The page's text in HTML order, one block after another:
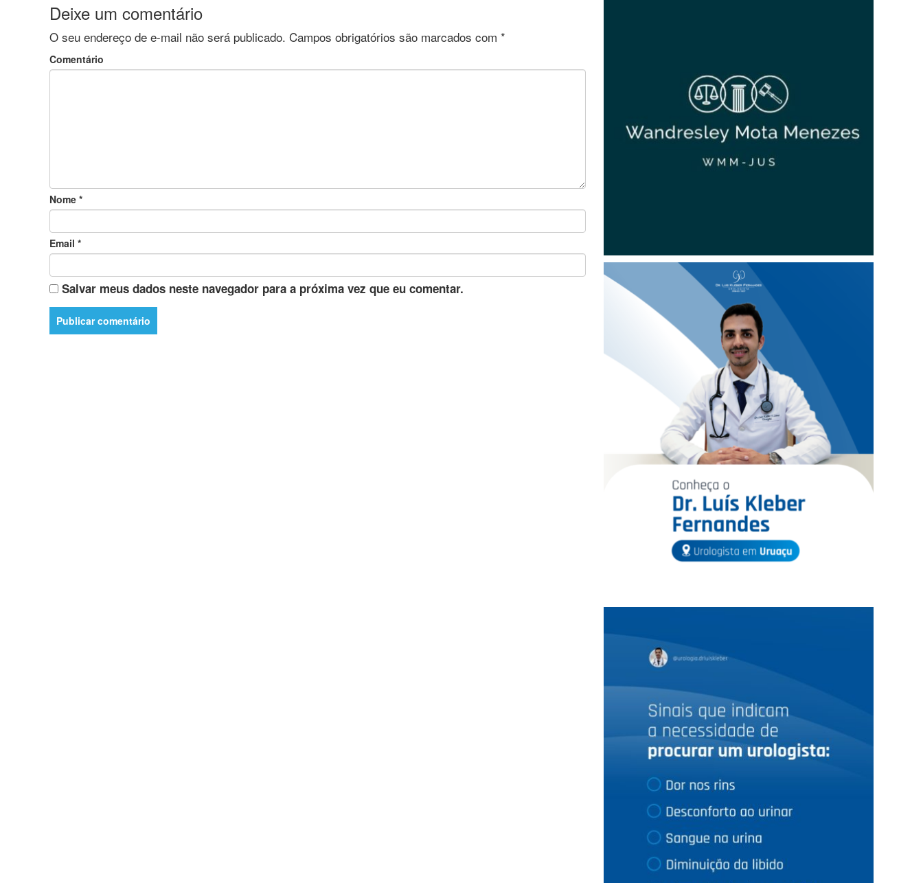
Deixe um comentário
O seu endereço de e-mail não será publicado. Campos obrigatórios são marcados com *
Comentário
Nome *
Email *
Salvar meus dados neste navegador para a próxima vez que eu comentar.